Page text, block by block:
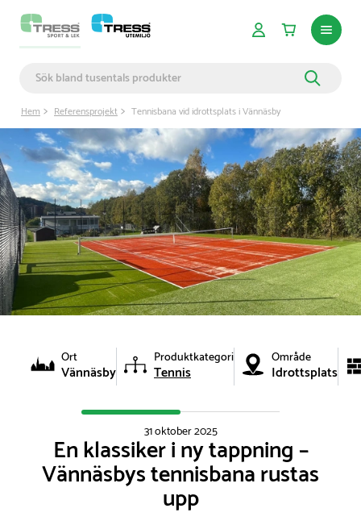
Hem Referensprojekt Tennisbana vid idrottsplats i Vännäsby
Ort
Vännäsby
Produktkategori
Tennis
Område
Idrottsplats
31 oktober 2025
En klassiker i ny tappning –
Vännäsbys tennisbana rustas
upp